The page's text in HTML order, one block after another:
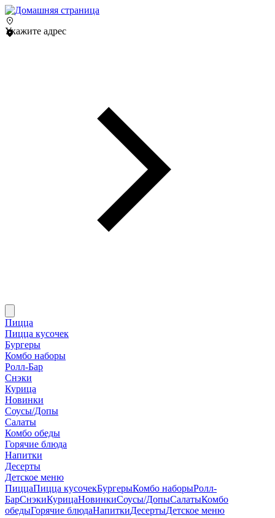
Укажите адрес
Пицца
Пицца кусочек
Бургеры
Комбо наборы
Ролл-Бар
Снэки
Курица
Новинки
Соусы/Допы
Салаты
Комбо обеды
Горячие блюда
Напитки
Десерты
Детское меню
ПиццаПицца кусочекБургерыКомбо наборыРолл-
БарСнэкиКурицаНовинкиСоусы/ДопыСалатыКомбо
обедыГорячие блюдаНапиткиДесертыДетское меню